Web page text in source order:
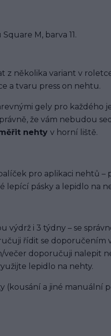
M, barva 11.
z několika variant v
a tvaru press on nehtu.
gely pro každého
že vám nebudou
nehty v horní liště.
pro aplikaci nehtů –
lepící pásky a lepidlo na
výdrž i 3 týdny – se
řídit se doporučením
večer doporučuji nalepit
lepidlo na nehty.
(kousání a jiné manuální